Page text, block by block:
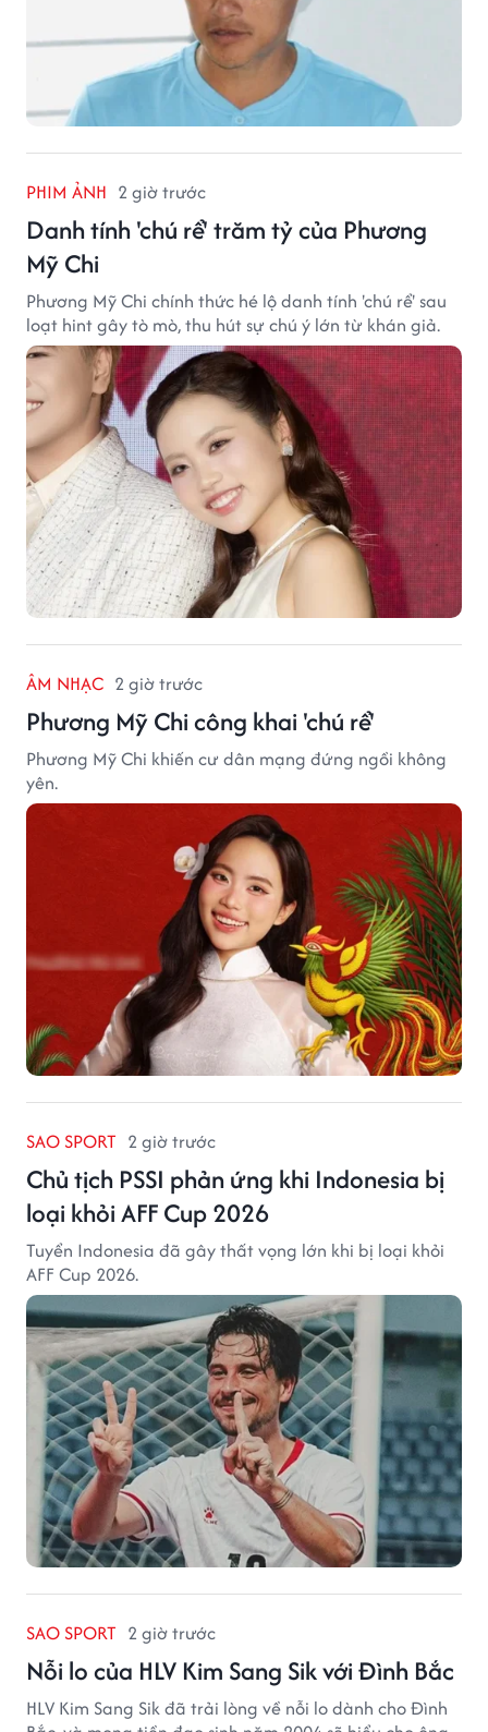
PHIM ẢNH 2 giờ trước
Danh tính 'chú rể' trăm tỷ của Phương
Mỹ Chi
Phương Mỹ Chi chính thức hé lộ danh tính 'chú rể' sau
loạt hint gây tò mò, thu hút sự chú ý lớn từ khán giả.
ÂM NHẠC 2 giờ trước
Phương Mỹ Chi công khai 'chú rể'
Phương Mỹ Chi khiến cư dân mạng đứng ngồi không
yên.
SAO SPORT 2 giờ trước
Chủ tịch PSSI phản ứng khi Indonesia bị
loại khỏi AFF Cup 2026
Tuyển Indonesia đã gây thất vọng lớn khi bị loại khỏi
AFF Cup 2026.
SAO SPORT 2 giờ trước
Nỗi lo của HLV Kim Sang Sik với Đình Bắc
HLV Kim Sang Sik đã trải lòng về nỗi lo dành cho Đình